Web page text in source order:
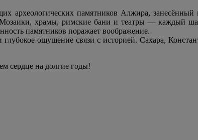
археологических памятников Алжира,
Мозаики, храмы, римские бани и театры —
памятников поражает воображение.
глубокое ощущение связи с историей. Сахара,
сердце на долгие годы!